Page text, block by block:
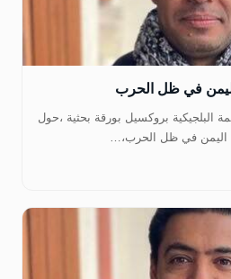
في ظل الحرب
البلجيكية بروكسيل بورقة بحثية ،حول
اليمن في ظل الحرب،…